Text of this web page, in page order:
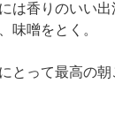
は香りのいい出
味噌をとく。
とって最高の朝